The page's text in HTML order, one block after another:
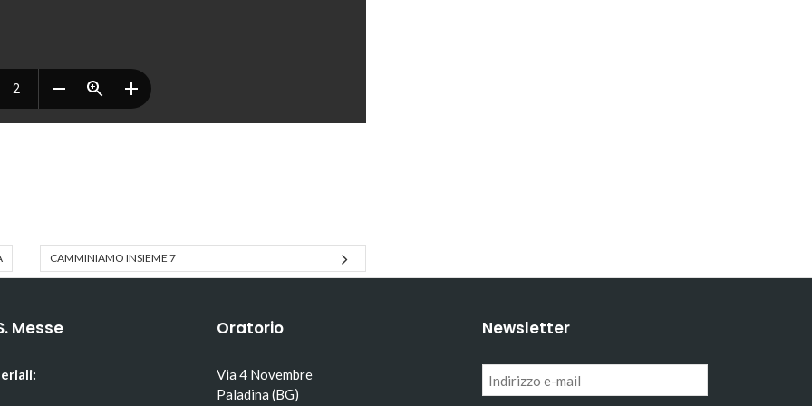
CAMMINIAMO INSIEME 7
Messe Oratorio
Via 4 Novembre
Paladina (BG)
Newsletter
Indirizzo
e-